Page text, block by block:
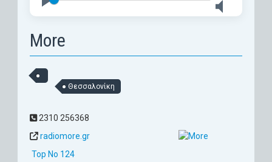
More
Θεσσαλονίκη
2310 256368
radiomore.gr
Top No 124